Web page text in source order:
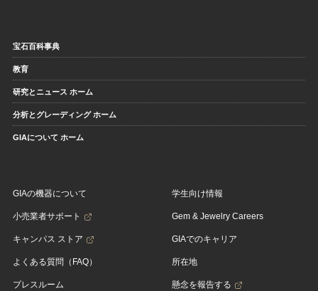
宝石百科事典
教育
研究とニュース ホーム
分析とグレーディング ホーム
GIAについて ホーム
GIAの機器について
小売業者サポート
キャンパス ストア
よくある質問（FAQ）
プレスルーム
学生向け情報
Gem & Jewelry Careers
GIAでのキャリア
所在地
懸念を報告する